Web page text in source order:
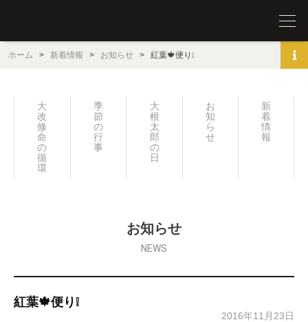
圓覚山 宗鏡寺（沢庵寺）
ホーム > 新着情報 > お知らせ > 紅葉🍁便り❕
新
着
情
報
お
知
ら
せ
大
根
太
郎
の
日々
季
節
の
行
事
大
改
修
命
の
循
環
お知らせ
NEWS
紅葉🍁便り❕
2016年11月23日